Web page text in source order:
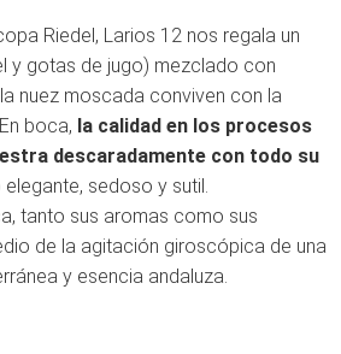
Riedel, Larios 12 nos regala un
y gotas de jugo) mezclado con
nuez moscada conviven con la
boca, la calidad en los procesos
descaradamente con todo su
elegante, sedoso y sutil.
tanto sus aromas como sus
de la agitación giroscópica de una
y esencia andaluza.